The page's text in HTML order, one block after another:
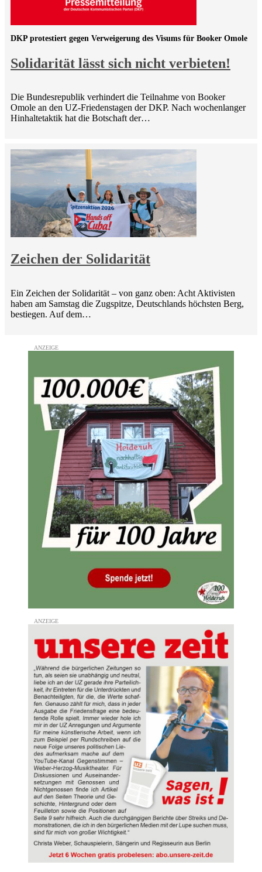
Solidarität lässt sich nicht verbieten!
DKP protestiert gegen Verweigerung des Visums für Booker Omole
Die Bundesrepublik verhindert die Teilnahme von Booker
Omole an den UZ-Friedenstagen der DKP. Nach wochenlanger
Hinhaltetaktik hat die Botschaft der…
Zeichen der Solidarität
Ein Zeichen der Solidarität – von ganz oben: Acht Aktivisten
haben am Samstag die Zugspitze, Deutschlands höchsten Berg,
bestiegen. Auf dem…